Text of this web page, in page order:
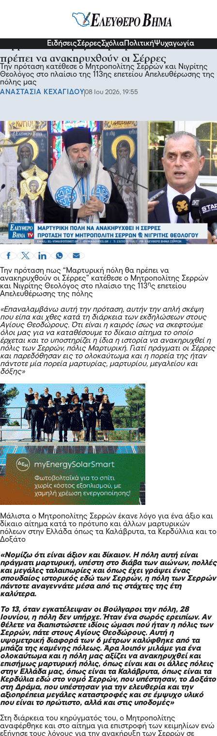
ΕιδήσειςΣέρρεςΣχόλια ΠολιτικήΨυχαγωγία
Σερρών Θεολόγος: Μαρτυρική πόλη θα
πρέπει να ανακηρυχθούν οι Σέρρες
Την πρόταση κατέθεσε ο Μητροπολίτης Σερρών και Νιγρίτης
Θεολόγος στο πλαίσιο της 113ης επετείου Απελευθέρωσης της
πόλης μας
ΑΝΑΣΤΑΣΙΑ ΚΕΧΑΓΙΔΟΥ08 Ιου 2026, 19:55
Την πρόταση πως “Μαρτυρική πόλη θα πρέπει να
ανακηρυχθούν οι Σέρρες” κατέθεσε ο Μητροπολίτης Σερρών
και Νιγρίτης Θεολόγος στο πλαίσιο της 113ης επετείου
Απελευθέρωσης της πόλης
«Επαναλαμβάνω αυτή την πρόταση, αυτήν την απλή σκέψη
που είπα και χθες κατά τη διάρκεια των εκδηλώσεων στους
Αγίους Θεοδώρους. Ότι είναι η καιρός ίσως να σκεφτούμε
όλοι μας για να καταθέσουμε το δίκαιο αίτημα το οποίο
έρχεται και το υποστηρίζει η ίδια η ιστορία να ανακηρυχθεί η
πόλις των Σερρών, πόλις Μαρτυρική. Γιατί πράγματι οι Σέρρες
και παρεδόθησαν εις το ολοκαύτωμα και η πορεία της ήταν
πάντοτε μία πορεία μαρτυρίας, μαρτυρίου, μεγαλείου και
δόξης»
Μάλιστα ο Μητροπολίτης Σερρών έκανε λόγο για ένα άξιο και
δίκαιο αίτημα κατά το πρότυπο και άλλων μαρτυρικών
πόλεων στην Ελλάδα όπως τα Καλάβρυτα, τα Κερδύλλια και το
Δοξάτο
«Νομίζω ότι είναι άξιον και δίκαιον. Η πόλη αυτή είναι
πράγματι μαρτυρική, υπέστη στο διάβα των αιώνων, πολλές
και μεγάλες ταλαιπωρίες και όπως έχει γράψει ένας
σπουδαίος ιστορικός εδώ των Σερρών, η πόλη των Σερρών
πάντοτε αναγεννάτε μέσα από τις στάχτες της έτη
καλύτερα.
Το 13, όταν εγκατέλειψαν οι Βούλγαροι την πόλη, 28
Ιουνίου, η πόλη δεν υπήρχε. Ήταν ένα σωρός ερειπίων. Αν
θέλετε να διαπιστώσετε ιδίοις ώμασι πού ήταν η πόλις των
Σερρών, πάτε στους Αγίους Θεοδώρους. Αυτή η
υψομετρική διαφορά των 6 μέτρων καλύφθηκε από τα
μπάζα της καμένης πόλεως. Άρα λοιπόν μιλάμε για ένα
ολοκαύτωμα και η πόλη μας αξίζει να ανακηρυχθεί και
επισήμως μαρτυρική πόλις, όπως είναι και οι άλλες πόλεις
στην Ελλάδα μας, όπως είναι τα Καλάβρυτα, όπως είναι τα
Κερδύλια εδώ στο νομό Σερρών, που υπέστησαν, το Δοξάτο
στη Δράμα, που υπέστησαν για την ελευθερία και την
αξιοπρέπεια μεγάλες καταστροφές και σε έμψυχο υλικό
που είναι το πρώτιστο, αλλά και στις υποδομές»
Στη διάρκεια του κηρύγματός του, ο Μητροπολίτης
αναφέρθηκε και στο αίτημα για επιστροφή των κειμηλίων ενώ
εξήγησε τους λόγους για την ανακήρυξη των Σερρών σε